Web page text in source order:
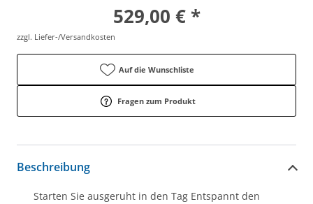
529,00 € *
zzgl. Liefer-/Versandkosten
Auf die Wunschliste
Fragen zum Produkt
Beschreibung
Starten Sie ausgeruht in den Tag Entspannt den